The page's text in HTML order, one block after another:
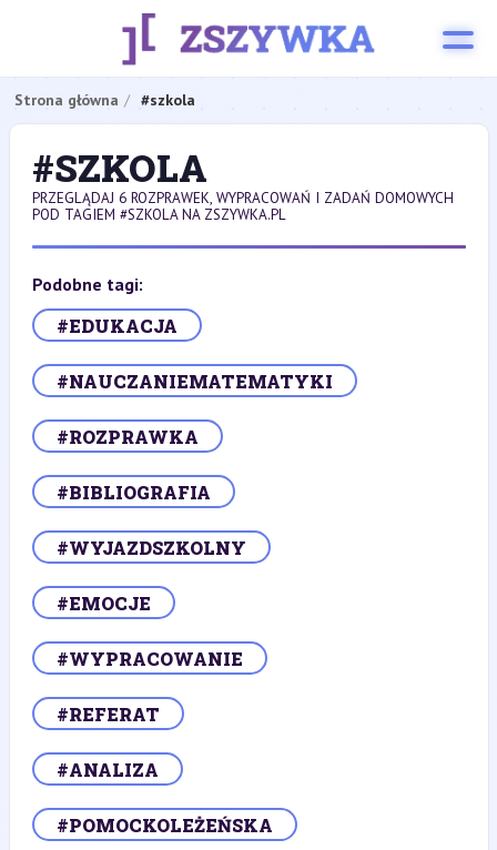
Strona główna #szkola
#SZKOLA
PRZEGLĄDAJ 6 ROZPRAWEK, WYPRACOWAŃ I ZADAŃ DOMOWYCH
POD TAGIEM #SZKOLA NA ZSZYWKA.PL
Podobne tagi:
#EDUKACJA
#NAUCZANIEMATEMATYKI
#ROZPRAWKA
#BIBLIOGRAFIA
#WYJAZDSZKOLNY
#EMOCJE
#WYPRACOWANIE
#REFERAT
#ANALIZA
#POMOCKOLEŻEŃSKA